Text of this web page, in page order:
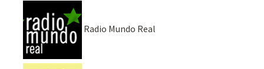
Radio Mundo Real